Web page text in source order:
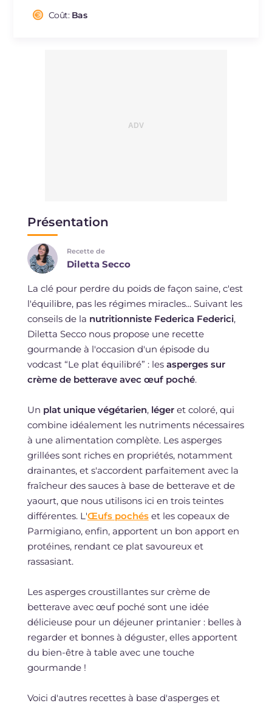
Coût: Bas
Présentation
Recette de
Diletta Secco
La clé pour perdre du poids de façon saine, c'est
l'équilibre, pas les régimes miracles... Suivant les
conseils de la nutritionniste Federica Federici,
Diletta Secco nous propose une recette
gourmande à l'occasion d'un épisode du
vodcast “Le plat équilibré” : les asperges sur
crème de betterave avec œuf poché.
Un plat unique végétarien, légeret coloré, qui
combine idéalement les nutriments nécessaires
à une alimentation complète. Les asperges
grillées sont riches en propriétés, notamment
drainantes, et s'accordent parfaitement avec la
fraîcheur des sauces à base de betterave et de
yaourt, que nous utilisons ici en trois teintes
différentes. L'Œufs pochéset les copeaux de
Parmigiano, enfin, apportent un bon apport en
protéines, rendant ce plat savoureux et
rassasiant.
Les asperges croustillantes sur crème de
betterave avec œuf poché sont une idée
délicieuse pour un déjeuner printanier : belles à
regarder et bonnes à déguster, elles apportent
du bien-être à table avec une touche
gourmande !
Voici d'autres recettes à base d'asperges et